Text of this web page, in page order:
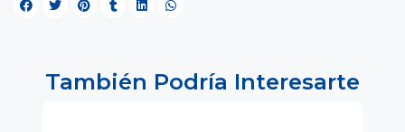
También Podría Interesarte